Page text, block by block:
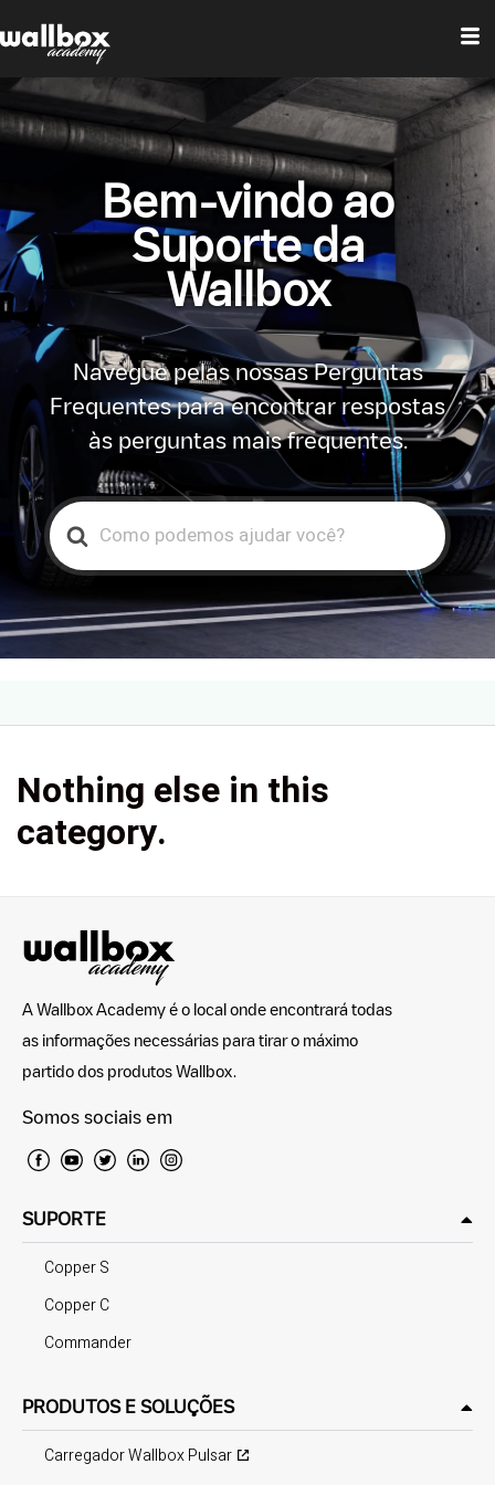
Bem-vindo ao
Suporte da
Wallbox
Navegue pelas nossas Perguntas
Frequentes para encontrar respostas
às perguntas mais frequentes.
Search
For
Nothing else in this
category.
A Wallbox Academy é o local onde encontrará todas
as informações necessárias para tirar o máximo
partido dos produtos Wallbox.
Somos sociais em
SUPORTE
Copper S
Copper C
Commander
PRODUTOS E SOLUÇÕES
Carregador Wallbox Pulsar